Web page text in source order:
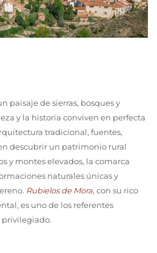
paisaje de sierras, bosques y
y la historia conviven en perfecta
tradicional, fuentes,
descubrir un patrimonio rural
y montes elevados, la comarca
naturales únicas y
Rubielos de Mora,con su rico
es uno de los referentes
privilegiado.